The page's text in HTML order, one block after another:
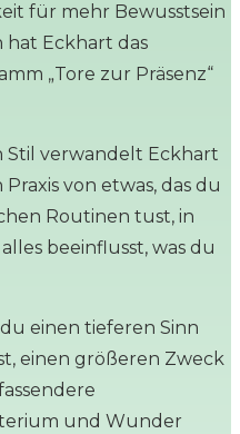
für mehr Bewusstsein
hat Eckhart das
„Tore zur Präsenz“
Stil verwandelt Eckhart
von etwas, das du
Routinen tust, in
beeinflusst, was du
einen tieferen Sinn
einen größeren Zweck
und Wunder